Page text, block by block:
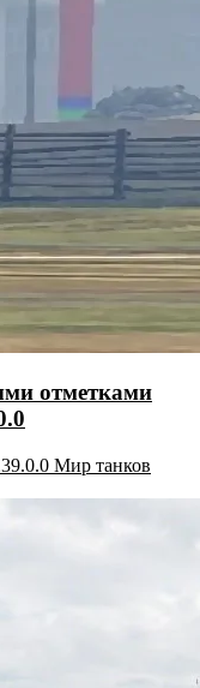
отметками
Мир танков